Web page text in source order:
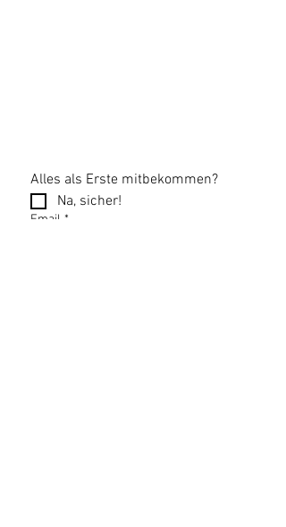
Alles als Erste mitbekommen?
Na, sicher!
Email *